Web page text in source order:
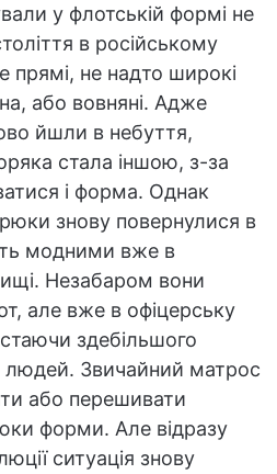
у флотській формі не
в російському
прямі, не надто широкі
або вовняні. Адже
йшли в небуття,
стала іншою, з-за
і форма. Однак
знову повернулися в
модними вже в
Незабаром вони
але вже в офіцерську
здебільшого
Звичайний матрос
або перешивати
форми. Але відразу
ситуація знову